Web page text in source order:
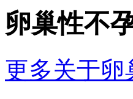
卵巢性不
更多关于卵